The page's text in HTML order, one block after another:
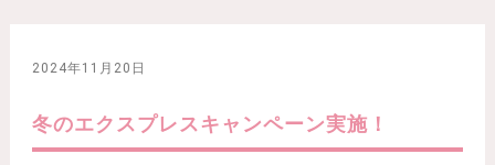
2024年11月20日
冬のエクスプレスキャンペーン実施！